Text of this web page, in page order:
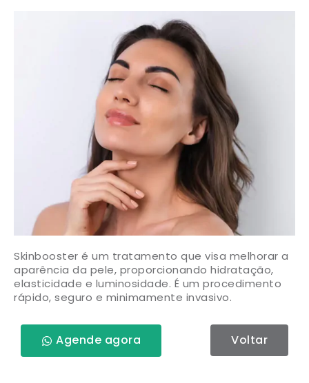
Skinbooster é um tratamento que visa melhorar a
aparência da pele, proporcionando hidratação,
elasticidade e luminosidade. É um procedimento
rápido, seguro e minimamente invasivo.
Agende agora Voltar